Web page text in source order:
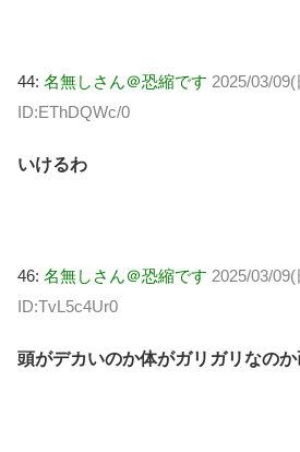
44: 名無しさん＠恐縮です 2025/03/
ID:EThDQWc/0
いけるわ
46: 名無しさん＠恐縮です 2025/03/
ID:TvL5c4Ur0
頭がデカいのか体がガリガリなの